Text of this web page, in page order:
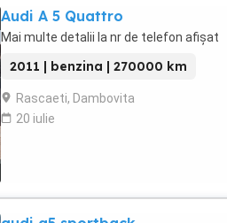
Audi A 5 Quattro
Mai multe detalii la nr de telefon afișat
2011 | benzina | 270000 km
Rascaeti, Dambovita
20 iulie